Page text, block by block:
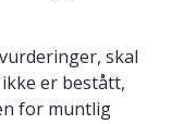
skal
er bestått,
for muntlig